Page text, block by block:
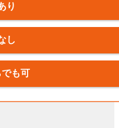
り
し
でも可